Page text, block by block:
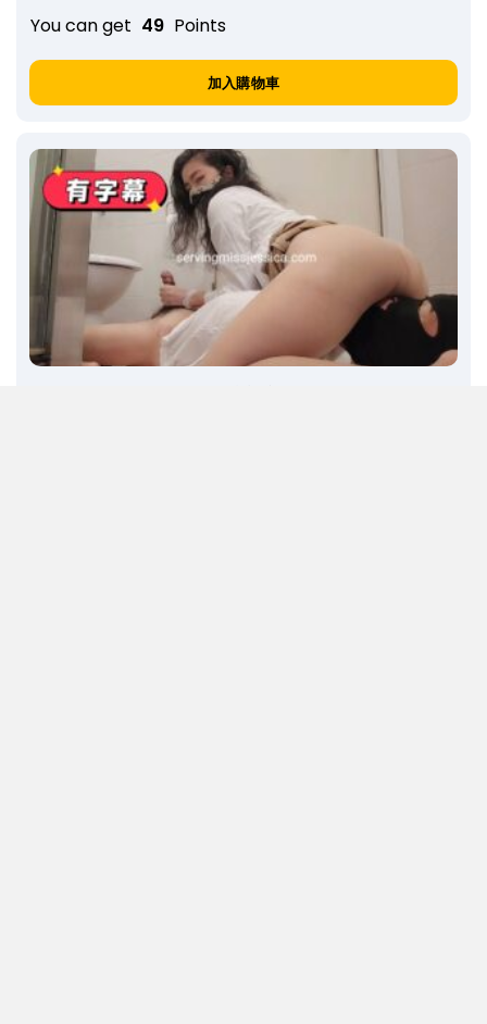
You can get 49 Points
加入購物車